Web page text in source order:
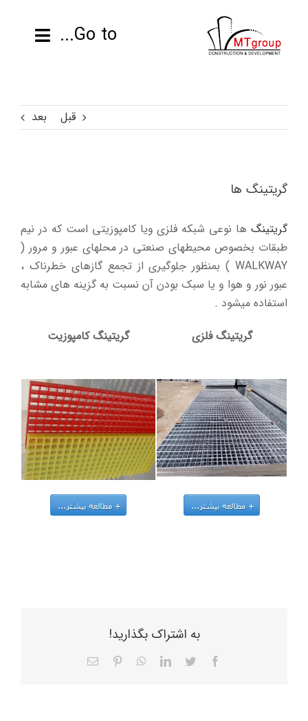
Go to...
محصولات
رزومه
تماس با ما
قبل بعد
گریتینگ ها
گریتینگ ها نوعی شبکه فلزی ویا کامپوزیتی است که در نیم
طبقات بخصوص محیطهای صنعتی در محلهای عبور و مرور (
WALKWAY ) بمنظور جلوگیری از تجمع گازهای خطرناک ،
عبور نور و هوا و یا سبک بودن آن نسبت به گزینه های مشابه
استفاده میشود .
گریتینگ فلزی
گریتینگ کامپوزیت
به اشتراک بگذارید!
Facebook
Twitter
LinkedIn
WhatsApp
Pinterestایمیل